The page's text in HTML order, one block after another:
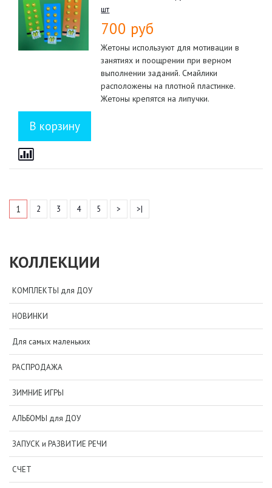
шт
700 руб
Жетоны используют для мотивации в
занятиях и поощрении при верном
выполнении заданий. Смайлики
расположены на плотной пластинке.
Жетоны крепятся на липучки.
1 2 3 4 5 > >|
КОЛЛЕКЦИИ
КОМПЛЕКТЫ для ДОУ
НОВИНКИ
Для самых маленьких
РАСПРОДАЖА
ЗИМНИЕ ИГРЫ
АЛЬБОМЫ для ДОУ
ЗАПУСК и РАЗВИТИЕ РЕЧИ
СЧЕТ